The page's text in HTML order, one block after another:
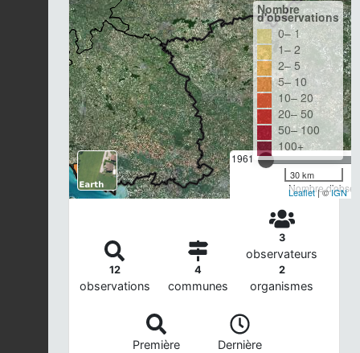
1961
Nombre
Nombre
d'observations
0– 1
1– 2
2– 5
5– 10
10– 20
20– 50
50– 100
100+
30 km
Leaflet| ©IGN
12
observations
4
communes
3
observateurs
2
organismes
Première
Dernière